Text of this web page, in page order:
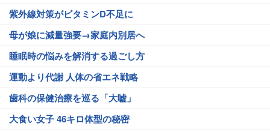
紫外線対策がビタミンD不足に
母が娘に減量強要→家庭内別居へ
睡眠時の悩みを解消する過ごし方
運動より代謝 人体の省エネ戦略
歯科の保健治療を巡る「大嘘」
大食い女子 46キロ体型の秘密